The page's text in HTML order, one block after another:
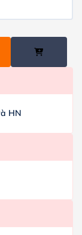
HN